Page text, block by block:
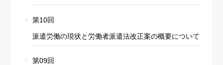
第10回
派遣労働の現状と労働者派遣法改正案の概要について
第09回